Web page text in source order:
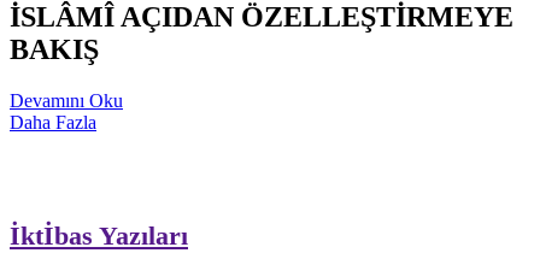
İSLÂMÎ AÇIDAN ÖZELLEŞTİRMEYE
BAKIŞ
Devamını Oku
Daha Fazla
İktİbas Yazıları